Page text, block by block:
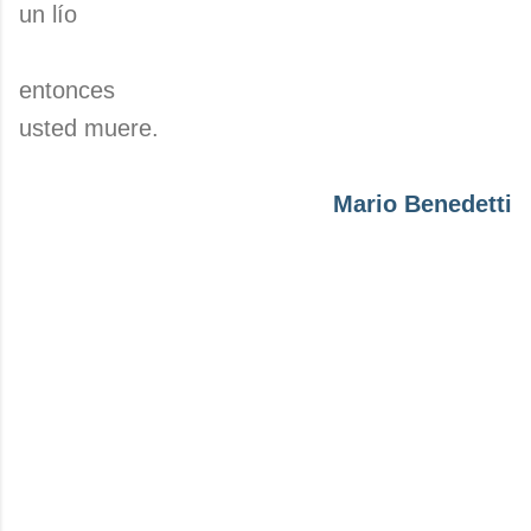
un lío
entonces
usted muere.
Mario Benedetti